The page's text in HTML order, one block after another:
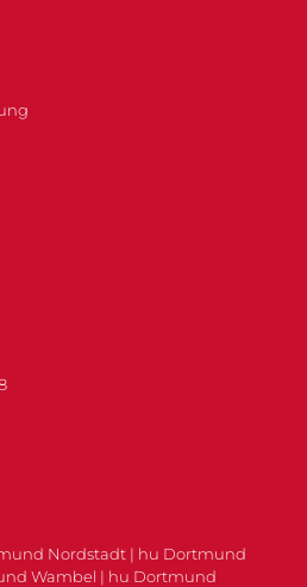
Nordstadt | hu Dortmund
Wambel | hu Dortmund